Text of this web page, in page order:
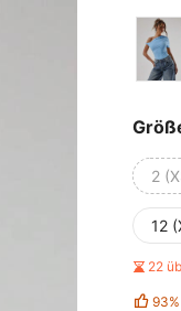
2
12
22
93%